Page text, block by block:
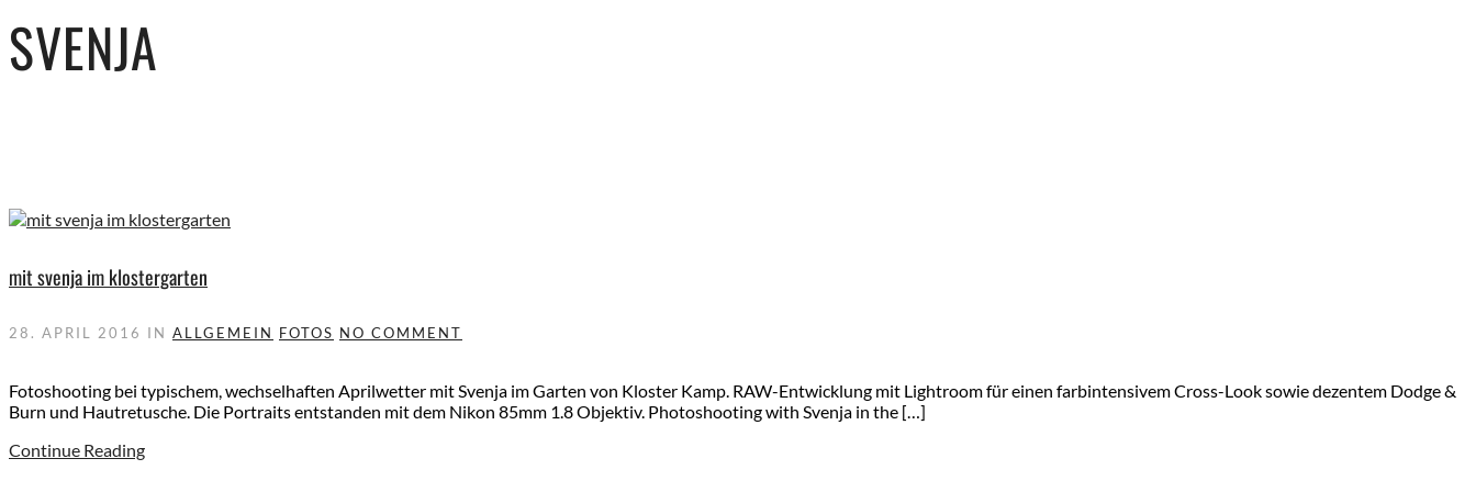
SVENJA
mit svenja im klostergarten
28. APRIL 2016 IN ALLGEMEIN FOTOS NO COMMENT
Fotoshooting bei typischem, wechselhaften Aprilwetter mit Svenja im Garten von Kloster Kamp. RAW-Entwicklung mit Lightroom für einen farbintensivem Cross-Look sowie dezentem Dodge &
Burn und Hautretusche. Die Portraits entstanden mit dem Nikon 85mm 1.8 Objektiv. Photoshooting with Svenja in the […]
Continue Reading